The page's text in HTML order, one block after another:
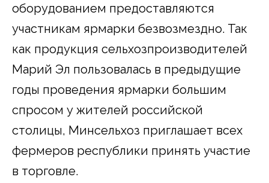
оборудованием предоставляются
участникам ярмарки безвозмездно. Так
как продукция сельхозпроизводителей
Марий Эл пользовалась в предыдущие
годы проведения ярмарки большим
спросом у жителей российской
столицы, Минсельхоз приглашает всех
фермеров республики принять участие
в торговле.